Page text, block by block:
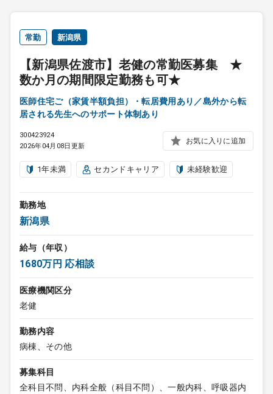
採用をお考えの医療機関の方
常勤 新潟県
【新潟県佐渡市】老健の常勤医募集 ★
数か月の期間限定勤務も可★
医師住宅ご（家賃半額負担）・転居費用あり／島外から転
居される先生へのサポート体制あり
300423924
2026年04月08日更新
お気に入りに追加
1年未満 セカンドキャリア 未経験歓迎
勤務地
新潟県
給与（年収）
1680万円 応相談
医療機関区分
老健
勤務内容
病棟、その他
募集科目
全科目不問、内科全般（科目不問）、一般内科、呼吸器内